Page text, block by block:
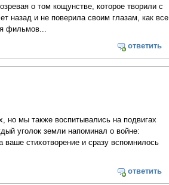
о том кощунстве, которое творили с
назад и не поверила своим глазам, как все
фильмов...
ответить
но мы также воспитывались на подвигах
уголок земли напоминал о войне:
стихотворение и сразу вспомнилось
ответить